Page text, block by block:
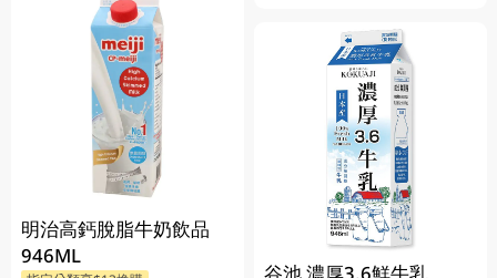
明治高鈣脫脂牛奶飲品
946ML